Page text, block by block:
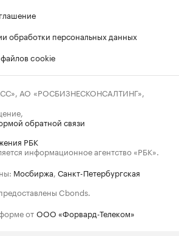
обработки персональных данных
cookie
АО «РОСБИЗНЕСКОНСАЛТИНГ»,
обратной связи
РБК
информационное агентство «РБК».
Мосбиржа, Санкт-Петербургская
Cbonds.
от ООО «Форвард-Телеком»